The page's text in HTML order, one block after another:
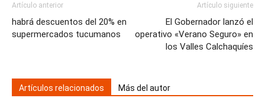
Artículo anterior
habrá descuentos del 20% en
supermercados tucumanos
Artículo siguiente
El Gobernador lanzó el
operativo «Verano Seguro» en
los Valles Calchaquíes
Artículos relacionados Más del autor